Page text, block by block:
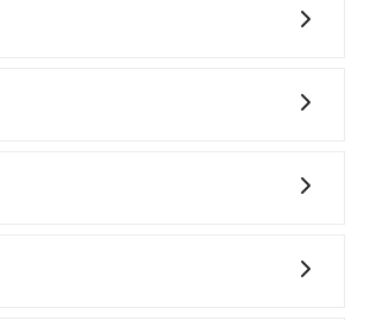
豐原交流道站 (台中市神岡區) 的目
還不馬上來預約tripool！如果你是獨
iRent的app後，可以每小時
再者，和運的iRent只提供最基本的
明明已經預約了時間但上一位用戶卻
789計程車、佳富車行等叫車看看。
製化行程的包車，如果時間比較寬鬆
險和體驗當地文化則可搭乘大眾運